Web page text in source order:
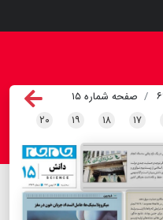
صفحه شماره ۱۵
۱۷ ۱۸ ۱۹ ۲۰